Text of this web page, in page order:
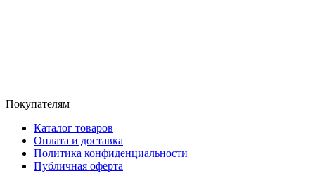
Покупателям
Каталог товаров
Оплата и доставка
Политика конфиденциальности
Публичная оферта